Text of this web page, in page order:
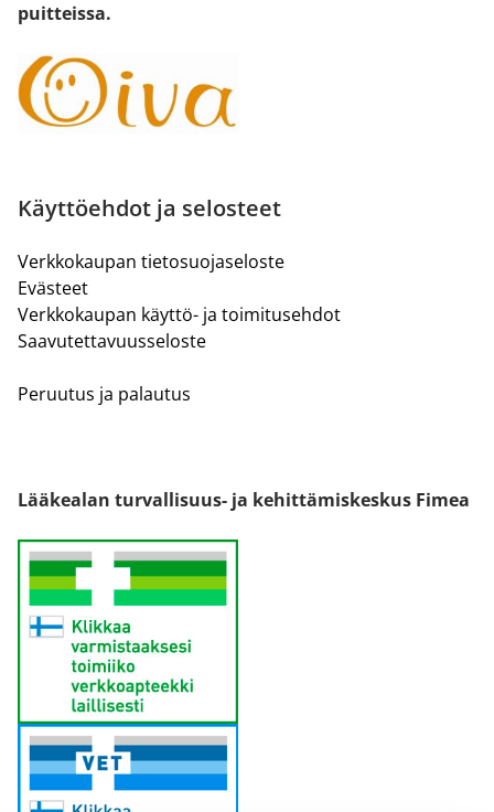
puitteissa.
Käyttöehdot ja selosteet
Verkkokaupan tietosuojaseloste
Evästeet
Verkkokaupan käyttö- ja toimitusehdot
Saavutettavuusseloste
Peruutus ja palautus
Lääkealan turvallisuus- ja kehittämiskeskus Fimea